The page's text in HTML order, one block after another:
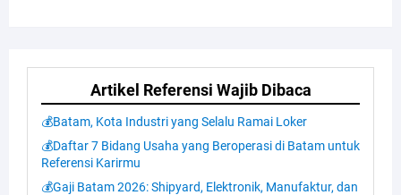
Artikel Referensi Wajib Dibaca
💰Batam, Kota Industri yang Selalu Ramai Loker
💰Daftar 7 Bidang Usaha yang Beroperasi di Batam untuk
Referensi Karirmu
💰Gaji Batam 2026: Shipyard, Elektronik, Manufaktur, dan